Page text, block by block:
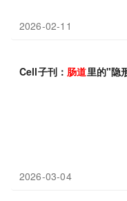
2026-02-11
Cell子刊： 肠道里的"隐
2026-03-04